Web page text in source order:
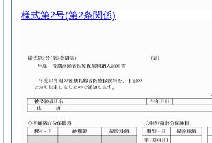
様式第2号(第2条関係)